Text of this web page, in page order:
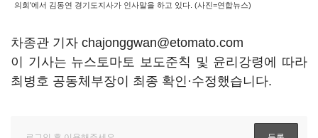
의회'에서 김동연 경기도지사가 인사말을 하고 있다. (사진=연합뉴스)
차종관 기자 chajonggwan@etomato.com
이 기사는 뉴스토마토 보도준칙 및 윤리강령에 따라
최병호 공동체부장이 최종 확인·수정했습니다.